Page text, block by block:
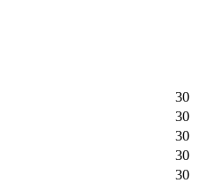
30
30
30
30
30